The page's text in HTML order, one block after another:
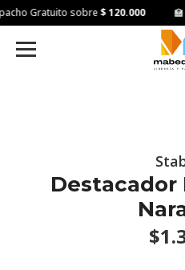
Gratuito sobre$ 120.000
Destacador